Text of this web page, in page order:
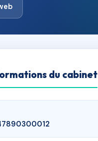
du cabinet